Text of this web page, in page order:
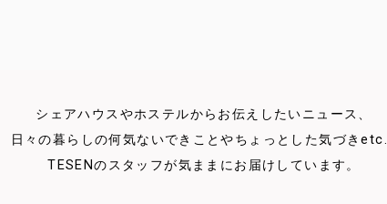
シェアハウスやホステルからお伝えしたいニュース、
日々の暮らしの何気ないできことやちょっとした気づき
TESENのスタッフが気ままにお届けしています。